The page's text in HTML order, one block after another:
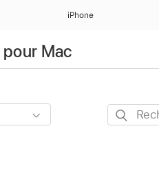
iPhone
Mac